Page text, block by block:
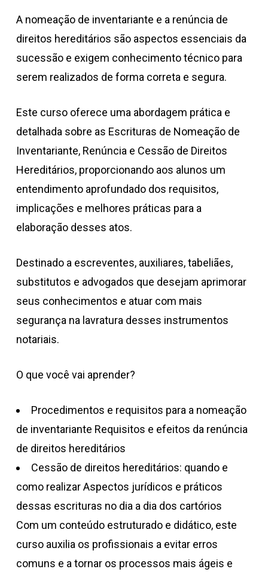
A nomeação de inventariante e a renúncia de
direitos hereditários são aspectos essenciais da
sucessão e exigem conhecimento técnico para
serem realizados de forma correta e segura.
Este curso oferece uma abordagem prática e
detalhada sobre as Escrituras de Nomeação de
Inventariante, Renúncia e Cessão de Direitos
Hereditários, proporcionando aos alunos um
entendimento aprofundado dos requisitos,
implicações e melhores práticas para a
elaboração desses atos.
Destinado a escreventes, auxiliares, tabeliães,
substitutos e advogados que desejam aprimorar
seus conhecimentos e atuar com mais
segurança na lavratura desses instrumentos
notariais.
O que você vai aprender?
Procedimentos e requisitos para a nomeação
de inventariante Requisitos e efeitos da renúncia
de direitos hereditários
Cessão de direitos hereditários: quando e
como realizar Aspectos jurídicos e práticos
dessas escrituras no dia a dia dos cartórios
Com um conteúdo estruturado e didático, este
curso auxilia os profissionais a evitar erros
comuns e a tornar os processos mais ágeis e